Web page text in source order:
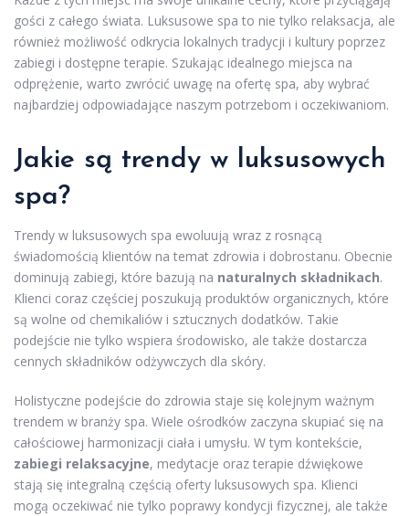
gości z całego świata. Luksusowe spa to nie tylko relaksacja, ale
również możliwość odkrycia lokalnych tradycji i kultury poprzez
zabiegi i dostępne terapie. Szukając idealnego miejsca na
odprężenie, warto zwrócić uwagę na ofertę spa, aby wybrać
najbardziej odpowiadające naszym potrzebom i oczekiwaniom.
Jakie są trendy w luksusowych
spa?
Trendy w luksusowych spa ewoluują wraz z rosnącą
świadomością klientów na temat zdrowia i dobrostanu. Obecnie
dominują zabiegi, które bazują na naturalnych składnikach.
Klienci coraz częściej poszukują produktów organicznych, które
są wolne od chemikaliów i sztucznych dodatków. Takie
podejście nie tylko wspiera środowisko, ale także dostarcza
cennych składników odżywczych dla skóry.
Holistyczne podejście do zdrowia staje się kolejnym ważnym
trendem w branży spa. Wiele ośrodków zaczyna skupiać się na
całościowej harmonizacji ciała i umysłu. W tym kontekście,
zabiegi relaksacyjne, medytacje oraz terapie dźwiękowe
stają się integralną częścią oferty luksusowych spa. Klienci
mogą oczekiwać nie tylko poprawy kondycji fizycznej, ale także